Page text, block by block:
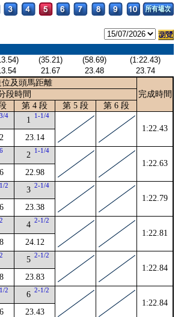
(35.21) (58.69)
(1:22.43)
21.67 23.48
23.74
及頭馬距離
完成時間
段時間
第 4 段 第 5 段 第 6 段
4 1 1-1/4
23.14
1:22.43
6 2 1-1/4
22.98
1:22.63
2 3 2-1/4
23.38
1:22.79
2 4 2-1/2
24.12
1:22.81
2 5 2-1/2
23.83
1:22.84
2 6 2-1/2
23.43
1:22.84